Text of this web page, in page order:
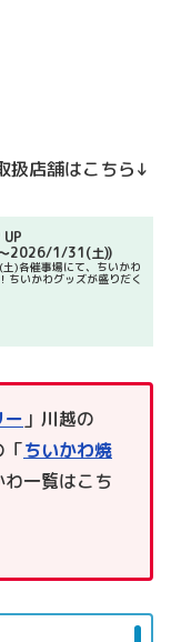
扱店舗はこちら↓
2026/1/31(土))
)各催事場にて、ちいかわ
ちいかわグッズが盛りだく
ー 」川越の
「ちいかわ焼
わ一覧はこち